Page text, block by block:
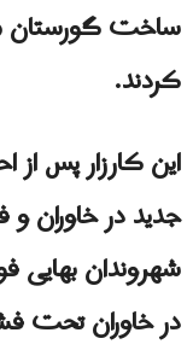
ساخت گورستان
کردند.
این کارزار پس
جدید در خاوران و
شهروندان
در خاوران تحت